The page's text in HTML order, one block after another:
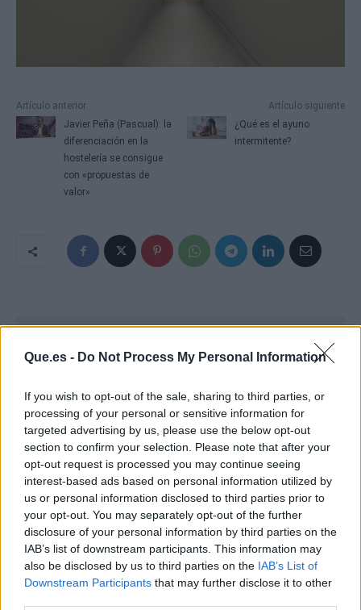
Que.es - Do Not Process My Personal Information
If you wish to opt-out of the sale, sharing to third parties, or
processing of your personal or sensitive information for
targeted advertising by us, please use the below opt-out
section to confirm your selection. Please note that after your
opt-out request is processed you may continue seeing
interest-based ads based on personal information utilized by
us or personal information disclosed to third parties prior to
your opt-out. You may separately opt-out of the further
disclosure of your personal information by third parties on the
IAB’s list of downstream participants. This information may
also be disclosed by us to third parties on the IAB’s List of
Downstream Participants that may further disclose it to other
Artículo anterior
Javier Peña (Pascual): la
diferenciación en la
hostelería se consigue
con «propuestas de
valor»
Artículo siguiente
¿Qué es el ayuno
intermitente?
Publicidad